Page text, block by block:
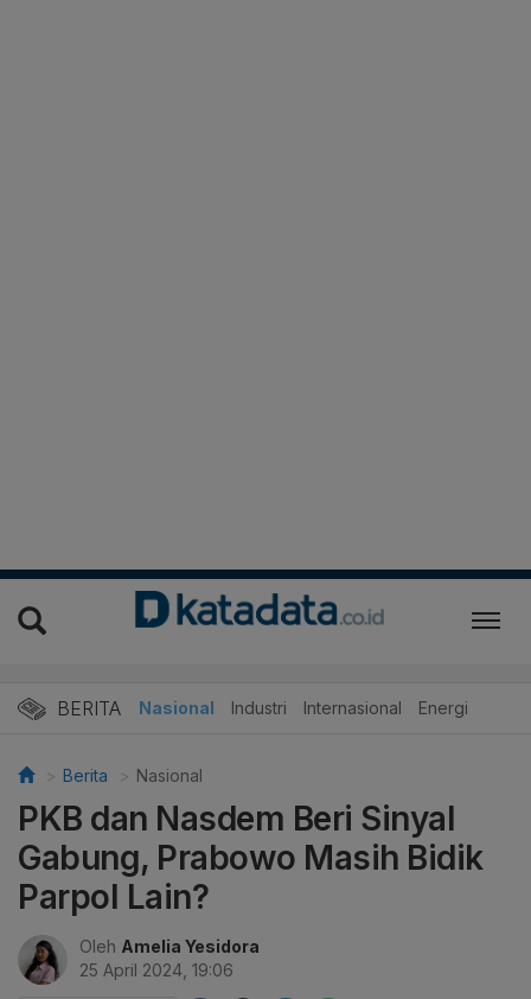
BERITA Nasional Industri Internasional Energi
Berita Nasional
PKB dan Nasdem Beri Sinyal
Gabung, Prabowo Masih Bidik
Parpol Lain?
Oleh Amelia Yesidora
25 April 2024, 19:06